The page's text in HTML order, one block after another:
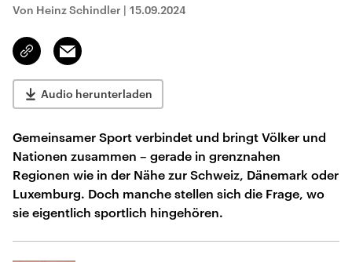
Von Heinz Schindler | 15.09.2024
Link
kopieren/teilen
Email
Audio herunterladen
Gemeinsamer Sport verbindet und bringt Völker und
Nationen zusammen – gerade in grenznahen
Regionen wie in der Nähe zur Schweiz, Dänemark oder
Luxemburg. Doch manche stellen sich die Frage, wo
sie eigentlich sportlich hingehören.